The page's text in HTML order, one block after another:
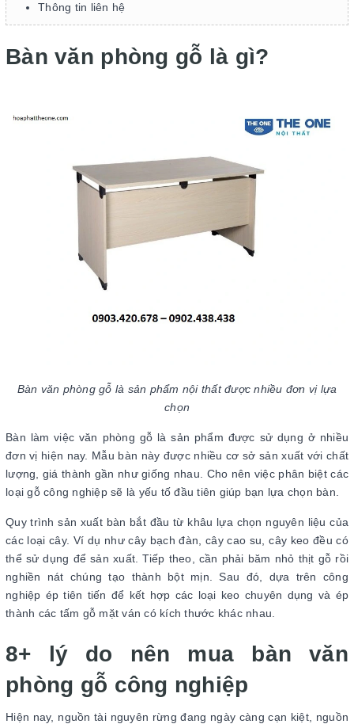
Thông tin liên hệ
Bàn văn phòng gỗ là gì?
Bàn văn phòng gỗ là sản phẩm nội thất được nhiều đơn vị lựa
chọn
Bàn làm việc văn phòng gỗ là sản phẩm được sử dụng ở nhiều
đơn vị hiện nay. Mẫu bàn này được nhiều cơ sở sản xuất với chất
lượng, giá thành gần như giống nhau. Cho nên việc phân biệt các
loại gỗ công nghiệp sẽ là yếu tố đầu tiên giúp bạn lựa chọn bàn.
Quy trình sản xuất bàn bắt đầu từ khâu lựa chọn nguyên liệu của
các loại cây. Ví dụ như cây bạch đàn, cây cao su, cây keo đều có
thể sử dụng để sản xuất. Tiếp theo, cần phải băm nhỏ thịt gỗ rồi
nghiền nát chúng tạo thành bột mịn. Sau đó, dựa trên công
nghiệp ép tiên tiến để kết hợp các loại keo chuyên dụng và ép
thành các tấm gỗ mặt ván có kích thước khác nhau.
8+ lý do nên mua bàn văn
phòng gỗ công nghiệp
Hiện nay, nguồn tài nguyên rừng đang ngày càng cạn kiệt, nguồn